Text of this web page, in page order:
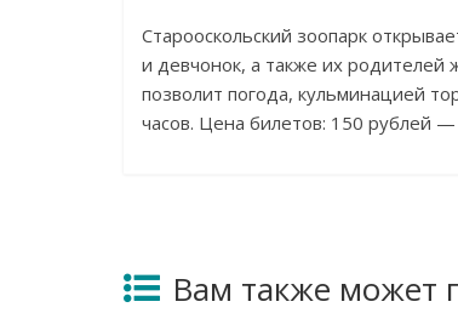
Старооскольский зоопарк
и девчонок, а также их родителей
позволит погода, кульминацией
часов. Цена билетов: 150 рублей —
Вам также может